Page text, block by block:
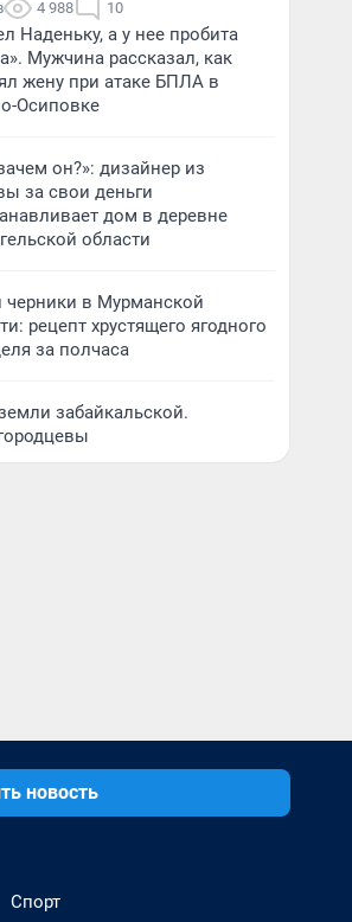
4 988 10
Наденьку, а у нее пробита
Мужчина рассказал, как
жену при атаке БПЛА в
Осиповке
он?»: дизайнер из
за свои деньги
дом в деревне
области
черники в Мурманской
рецепт хрустящего ягодного
за полчаса
забайкальской.
новость
Спорт